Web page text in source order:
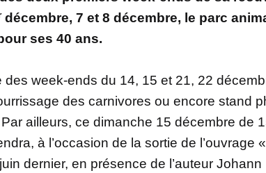
décembre, 7 et 8 décembre, le parc
ses 40 ans.
des week-ends du 14, 15 et 21, 22
des carnivores ou encore stand
ailleurs, ce dimanche 15 décembre de
à l’occasion de la sortie de l’ouvrage «
dernier, en présence de l’auteur